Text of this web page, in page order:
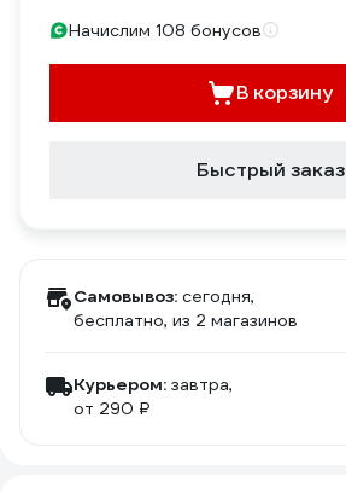
Начислим 108 бонусов
В корзину
Быстрый заказ
Самовывоз: сегодня,
бесплатно, из 2 магазинов
Курьером: завтра,
от 290 ₽